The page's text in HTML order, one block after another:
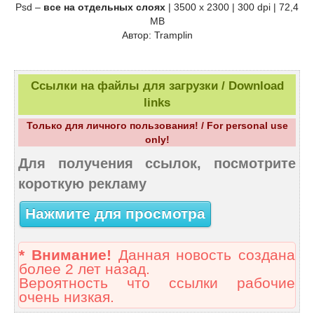
Psd – все на отдельных слоях | 3500 x 2300 | 300 dpi | 72,4
MB
Автор: Tramplin
Ссылки на файлы для загрузки / Download
links
Только для личного пользования! / For personal use
only!
Для получения ссылок, посмотрите
короткую рекламу
Нажмите для просмотра
* Внимание! Данная новость создана
более 2 лет назад.
Вероятность что ссылки рабочие
очень низкая.